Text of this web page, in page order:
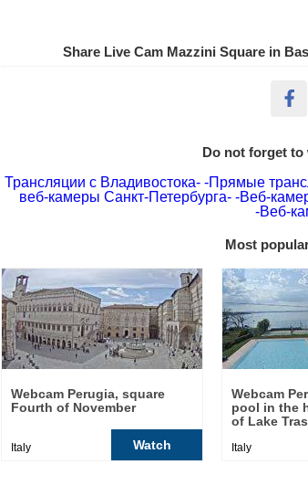
Share Live Cam Mazzini Square in
Do not forget to
Трансляции с Владивостока- -Прямые
веб-камеры Санкт-Петербурга- -Веб-
-Веб-
Most
Webcam Perugia, square
Fourth of November
Italy Watch
Webcam
pool in the
of Lake
Italy